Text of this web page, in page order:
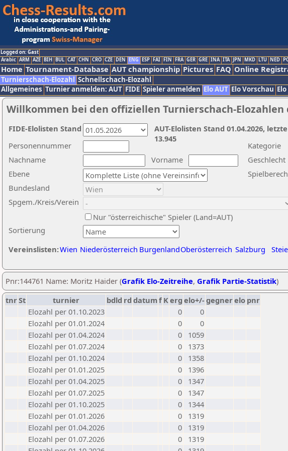
Logged on: Gast
Arabic ARM AZE BIH BUL CAT CHN CRO CZE DEN ENG ESP FAI FIN FRA GER GRE INA ITA JPN MKD LTU NED
Home Tournament-Database AUT championship Pictures FAQ Online
Turnierschach-Elozahl Schnellschach-Elozahl
Allgemeines Turnier anmelden: AUT FIDE Spieler anmelden Elo AUT Elo Vorschau
Willkommen bei den offiziellen Turnierschach-Elozahlen
Nachname
Vorname
Ebene
Kategorie
Sortierung
Personennummer
Bundesland
Spgem./Kreis/Verein
Geschlecht
Nur "österreichische" Spieler (Land=AUT)
Vereinslisten:Wien Niederösterreich BurgenlandOberösterreich Salzburg
AUT-Elolisten Stand 01.04.2026,
13.945
FIDE-Elolisten Stand
Pnr:144761 Name: Moritz Haider (Grafik Elo-Zeitreihe, Grafik Partie-Statistik)
tnrSt turnier bdld rd datumf Kerg elo+/-gegnerelo pnr
Elozahl per 01.10.2023
0
0
Elozahl per 01.01.2024
0
0
Elozahl per 01.04.2024
0
1059
Elozahl per 01.07.2024
0
1373
Elozahl per 01.10.2024
0
1358
Elozahl per 01.01.2025
0
1396
Elozahl per 01.04.2025
0
1347
Elozahl per 01.07.2025
0
1347
Elozahl per 01.10.2025
0
1344
Elozahl per 01.01.2026
0
1319
Elozahl per 01.04.2026
0
1319
Elozahl per 01.07.2026
0
1319